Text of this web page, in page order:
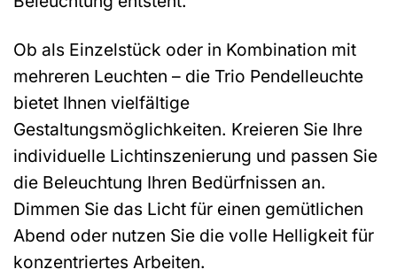
Ob als Einzelstück oder in Kombination mit
mehreren Leuchten – die Trio Pendelleuchte
bietet Ihnen vielfältige
Gestaltungsmöglichkeiten. Kreieren Sie Ihre
individuelle Lichtinszenierung und passen Sie
die Beleuchtung Ihren Bedürfnissen an.
Dimmen Sie das Licht für einen gemütlichen
Abend oder nutzen Sie die volle Helligkeit für
konzentriertes Arbeiten.